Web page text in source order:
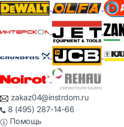
zakaz04@instrdom.ru
8 (495) 287-14-66
Помощь